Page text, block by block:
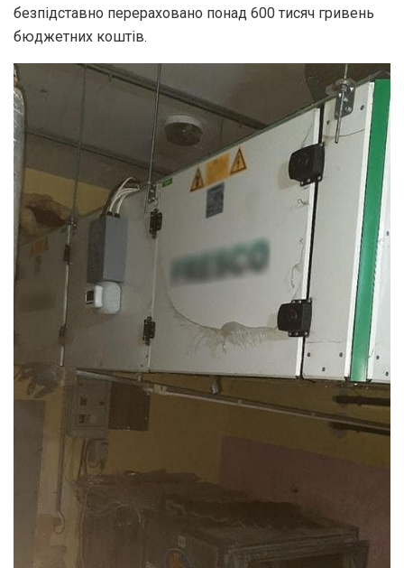
безпідставно перераховано понад 600 тисяч гривень
бюджетних коштів.